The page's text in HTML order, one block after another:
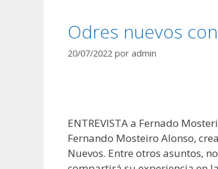
Odres nuevos
20/07/2022 por admin
ENTREVISTA a Fernado
Fernando Mosteiro Alonso,
Nuevos. Entre otros asuntos,